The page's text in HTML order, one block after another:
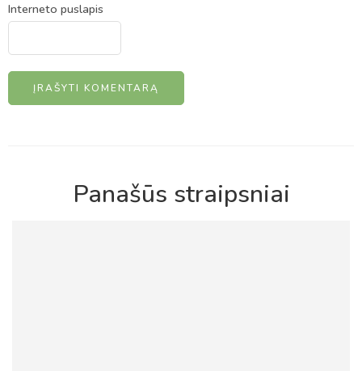
Interneto puslapis
Panašūs straipsniai